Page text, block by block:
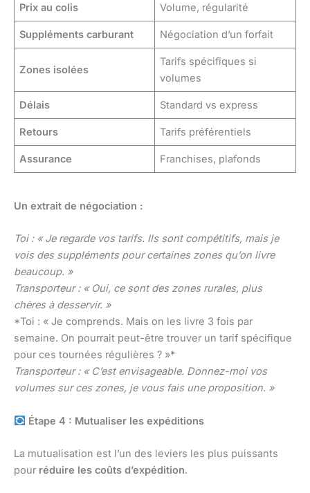
Prix au colis Volume, régularité
Suppléments carburant Négociation d’un forfait
Zones isolées
Tarifs spécifiques si
volumes
Délais Standard vs express
Retours Tarifs préférentiels
Assurance Franchises, plafonds
Un extrait de négociation :
Toi : « Je regarde vos tarifs. Ils sont compétitifs, mais je
vois des suppléments pour certaines zones qu’on livre
beaucoup. »
Transporteur : « Oui, ce sont des zones rurales, plus
chères à desservir. »
*Toi : « Je comprends. Mais on les livre 3 fois par
semaine. On pourrait peut-être trouver un tarif spécifique
pour ces tournées régulières ? »*
Transporteur : « C’est envisageable. Donnez-moi vos
volumes sur ces zones, je vous fais une proposition. »
Étape 4 : Mutualiser les expéditions
La mutualisation est l’un des leviers les plus puissants
pour réduire les coûts d’expédition.